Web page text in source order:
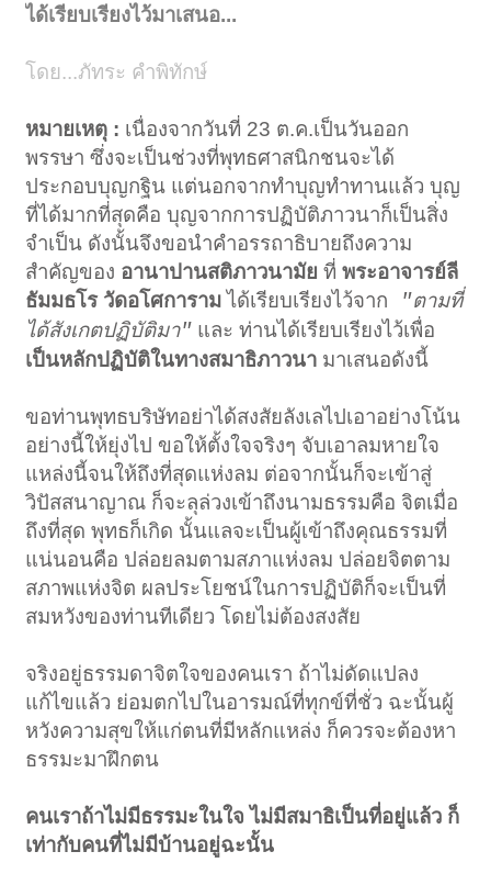
ได้เรียบเรียงไว้มาเสนอ...
โดย...ภัทระ คำพิทักษ์
หมายเหตุ : เนื่องจากวันที่ 23 ต.ค.เป็นวันออก
พรรษา ซึ่งจะเป็นช่วงที่พุทธศาสนิกชนจะได้
ประกอบบุญกฐิน แต่นอกจากทำบุญทำทานแล้ว บุญ
ที่ได้มากที่สุดคือ บุญจากการปฏิบัติภาวนาก็เป็นสิ่ง
จำเป็น ดังนั้นจึงขอนำคำอรรถาธิบายถึงความ
สำคัญของ อานาปานสติภาวนามัย ที่พระอาจารย์ลี
ธัมมธโร วัดอโศการามได้เรียบเรียงไว้จาก "ตามที่
ได้สังเกตปฏิบัติมา" และ ท่านได้เรียบเรียงไว้เพื่อ
เป็นหลักปฏิบัติในทางสมาธิภาวนา มาเสนอดังนี้
ขอท่านพุทธบริษัทอย่าได้สงสัยลังเลไปเอาอย่างโน้น
อย่างนี้ให้ยุ่งไป ขอให้ตั้งใจจริงๆ จับเอาลมหายใจ
แหล่งนี้จนให้ถึงที่สุดแห่งลม ต่อจากนั้นก็จะเข้าสู่
วิปัสสนาญาณ ก็จะลุล่วงเข้าถึงนามธรรมคือ จิตเมื่อ
ถึงที่สุด พุทธก็เกิด นั้นแลจะเป็นผู้เข้าถึงคุณธรรมที่
แน่นอนคือ ปล่อยลมตามสภาแห่งลม ปล่อยจิตตาม
สภาพแห่งจิต ผลประโยชน์ในการปฏิบัติก็จะเป็นที่
สมหวังของท่านทีเดียว โดยไม่ต้องสงสัย
จริงอยู่ธรรมดาจิตใจของคนเรา ถ้าไม่ดัดแปลง
แก้ไขแล้ว ย่อมตกไปในอารมณ์ที่ทุกข์ที่ชั่ว ฉะนั้นผู้
หวังความสุขให้แก่ตนที่มีหลักแหล่ง ก็ควรจะต้องหา
ธรรมะมาฝึกตน
คนเราถ้าไม่มีธรรมะในใจ ไม่มีสมาธิเป็นที่อยู่แล้ว ก็
เท่ากับคนที่ไม่มีบ้านอยู่ฉะนั้น